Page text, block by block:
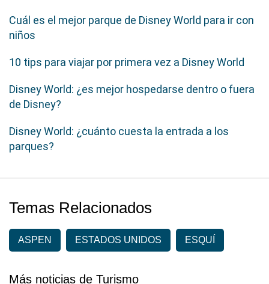
Cuál es el mejor parque de Disney World para ir con
niños
10 tips para viajar por primera vez a Disney World
Disney World: ¿es mejor hospedarse dentro o fuera
de Disney?
Disney World: ¿cuánto cuesta la entrada a los
parques?
Temas Relacionados
ASPEN ESTADOS UNIDOS ESQUÍ
Más noticias de Turismo